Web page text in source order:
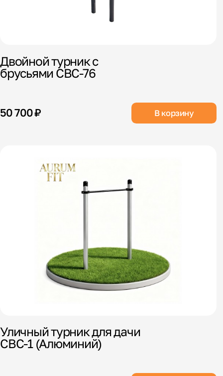
Двойной турник с
брусьями СВС-76
50 700 ₽ В корзину
Уличный турник для дачи
СВС-1 (Алюминий)